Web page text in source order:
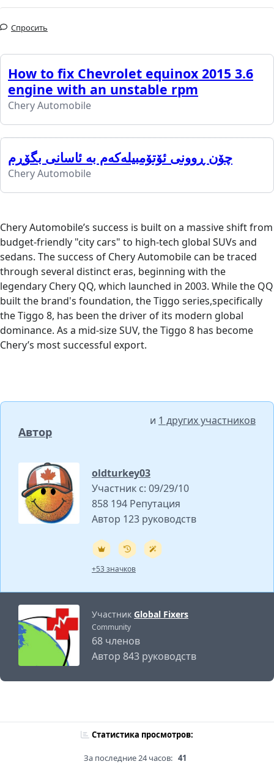
Спросить
How to fix Chevrolet equinox 2015 3.6
engine with an unstable rpm
Chery Automobile
چۆن ڕوونی ئۆتۆمبیلەکەم بە ئاسانی بگۆڕم
Chery Automobile
Chery Automobile’s success is built on a massive shift from
budget-friendly "city cars" to high-tech global SUVs and
sedans. The success of Chery Automobile can be traced
through several distinct eras, beginning with the
legendary Chery QQ, which launched in 2003. While the QQ
built the brand's foundation, the Tiggo series,specifically
the Tiggo 8, has been the driver of its modern global
dominance. As a mid-size SUV, the Tiggo 8 has become
Chery’s most successful export.
Автор
и 1 других участников
oldturkey03
Участник с: 09/29/10
858 194 Репутация
Автор 123 руководств
+53 значков
Участник Global Fixers
Community
68 членов
Автор 843 руководств
Статистика просмотров:
За последние 24 часов: 41